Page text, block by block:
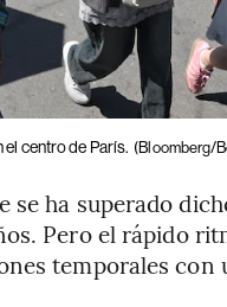
centro de París. (Bloomberg/
ha superado
Pero el rápido
temporales con